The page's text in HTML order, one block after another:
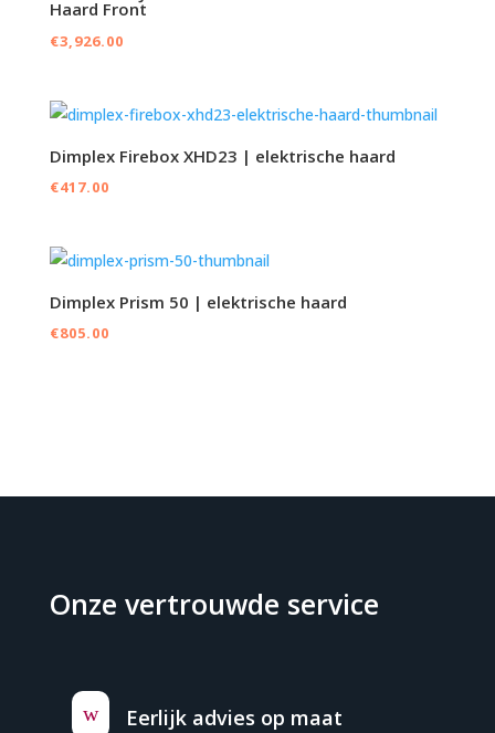
Haard Front
€3,926.00
Dimplex Firebox XHD23 | elektrische haard
€417.00
Dimplex Prism 50 | elektrische haard
€805.00
Onze vertrouwde service
w Eerlijk advies op maat